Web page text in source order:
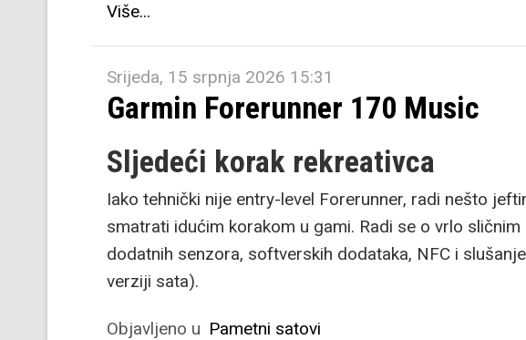
Više...
Srijeda, 15 srpnja 2026 15:31
Garmin Forerunner 170 Music
Sljedeći korak rekreativca
Iako tehnički nije entry-level Forerunner, radi nešto
smatrati idućim korakom u gami. Radi se o vrlo
dodatnih senzora, softverskih dodataka, NFC i
verziji sata).
Objavljeno u Pametni satovi